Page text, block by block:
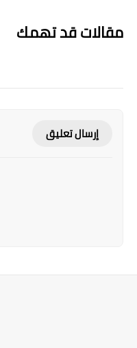
مقالات قد تهمك
إرسال تعليق